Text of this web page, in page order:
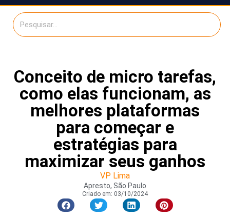
Conceito de micro tarefas,
como elas funcionam, as
melhores plataformas
para começar e
estratégias para
maximizar seus ganhos
VP Lima
Apresto, São Paulo
Criado em: 03/10/2024